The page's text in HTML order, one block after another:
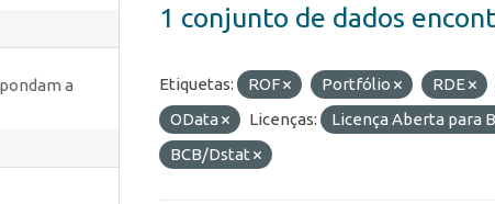
a
1 conjunto de dados
Etiquetas: ROF Portfólio RDE
OData
Licenças: Licença Aberta para
BCB/Dstat